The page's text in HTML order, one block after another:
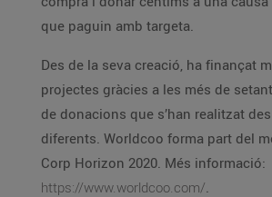
que paguin amb targeta.
Des de la seva creació, ha finançat
projectes gràcies a les més de
de donacions que s’han realitzat
diferents. Worldcoo forma part del
Corp Horizon 2020. Més informació:
https://www.worldcoo.com/.